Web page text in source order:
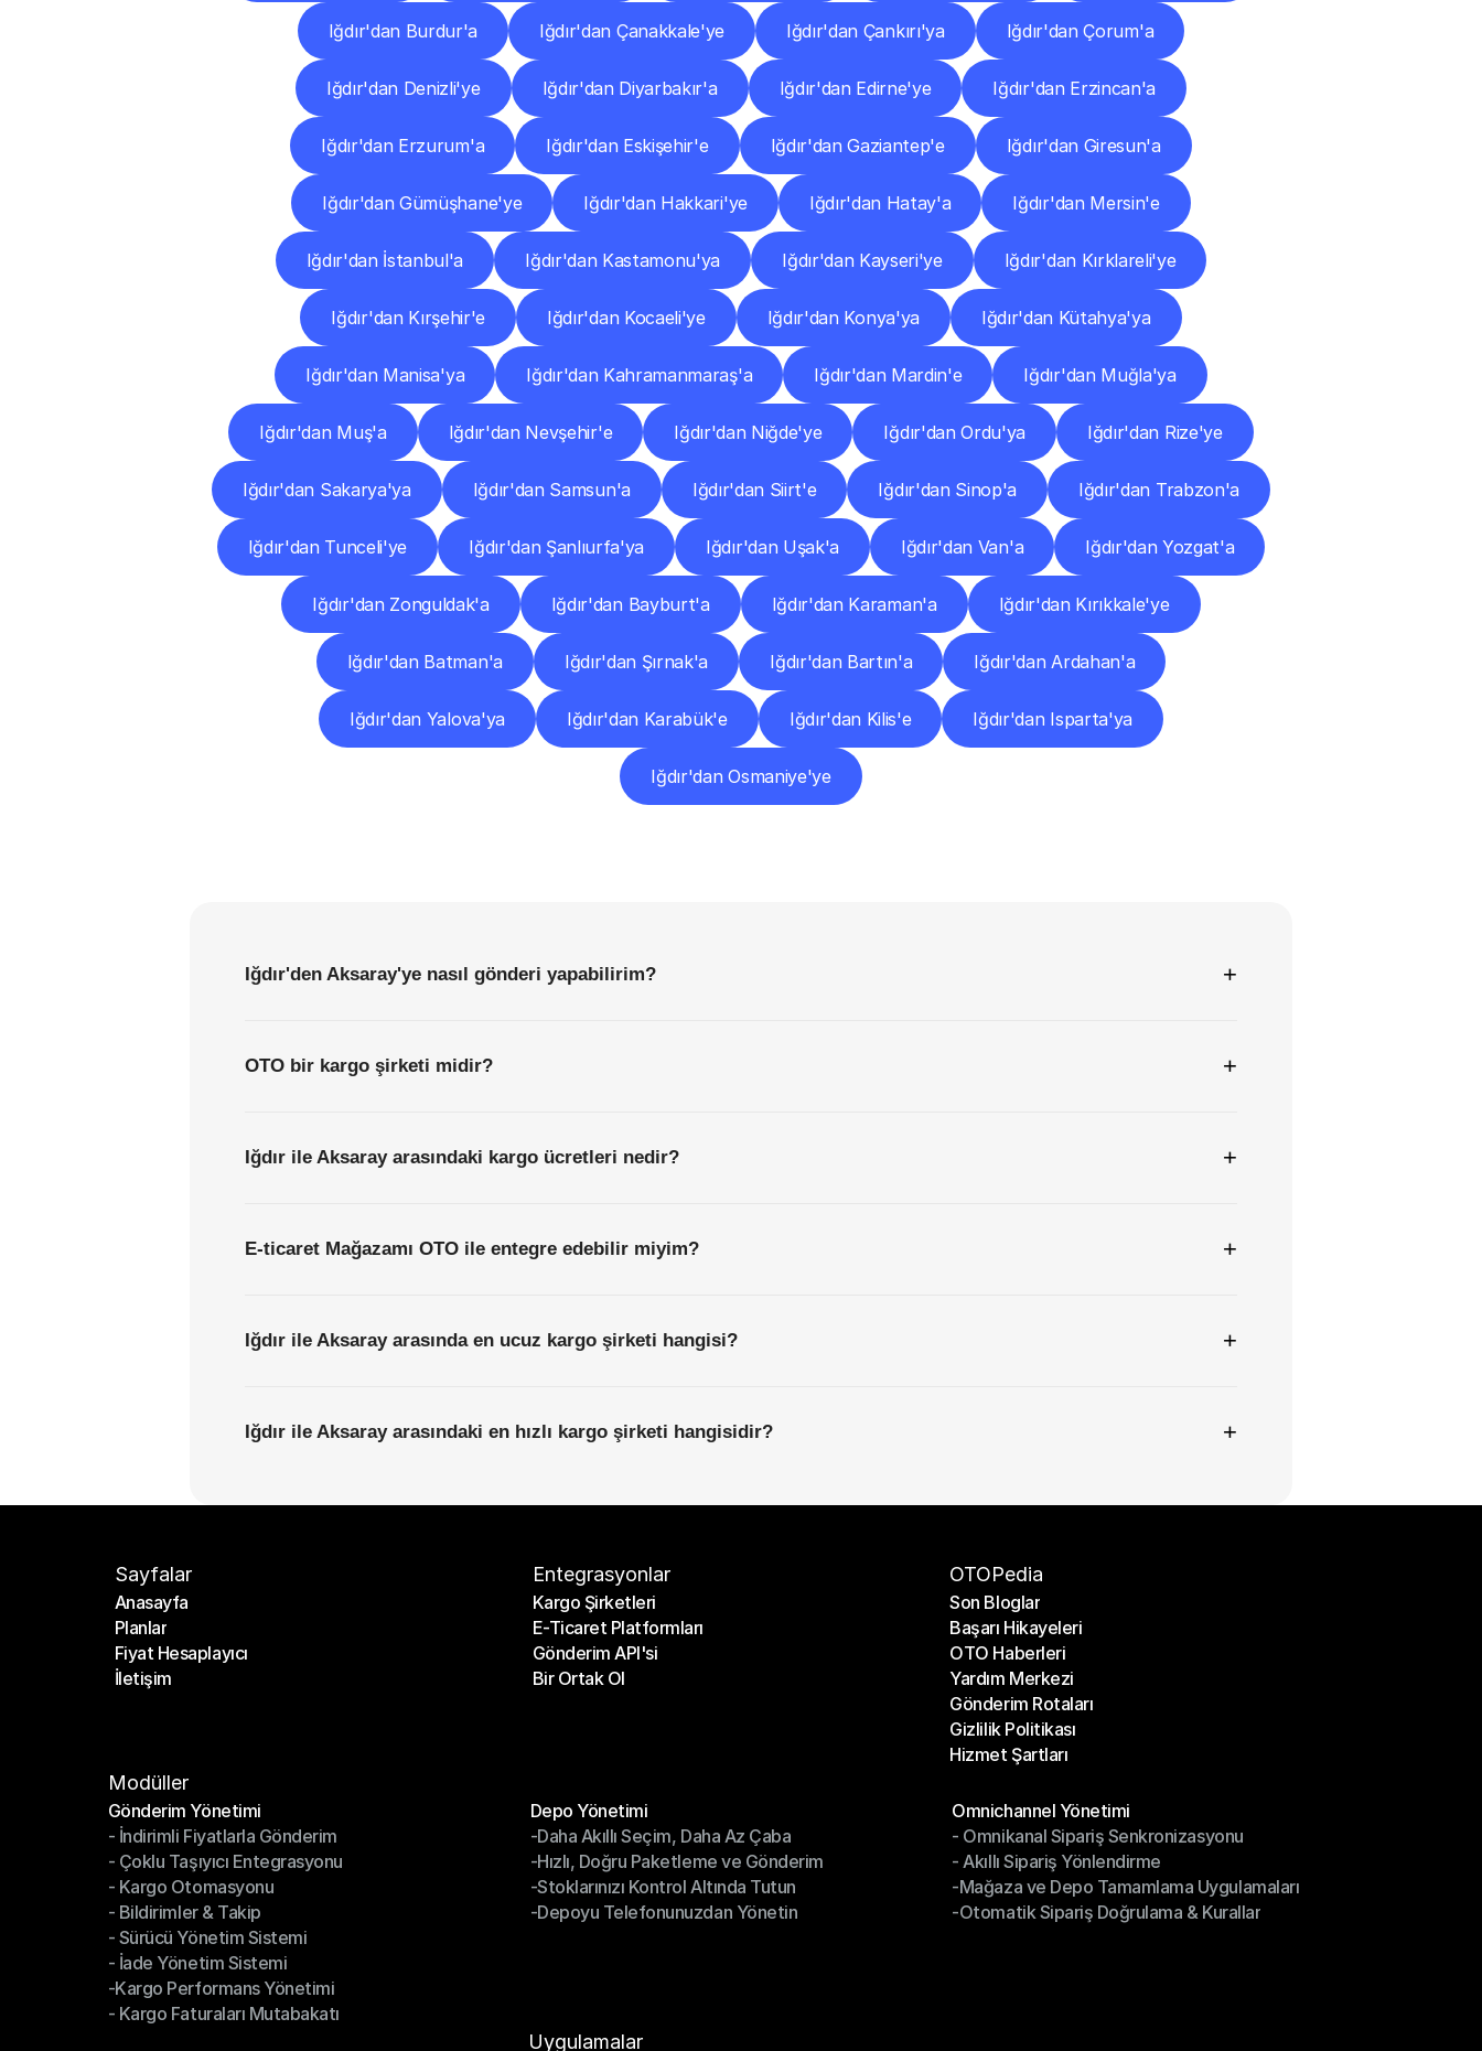
Iğdır'dan Burdur'a Iğdır'dan Çanakkale'ye Iğdır'dan Çankırı'ya Iğdır'dan Çorum'a
Iğdır'dan Denizli'ye Iğdır'dan Diyarbakır'a Iğdır'dan Edirne'ye Iğdır'dan Erzincan'a
Iğdır'dan Erzurum'a Iğdır'dan Eskişehir'e Iğdır'dan Gaziantep'e Iğdır'dan Giresun'a
Iğdır'dan Gümüşhane'ye Iğdır'dan Hakkari'ye Iğdır'dan Hatay'a Iğdır'dan Mersin'e
Iğdır'dan İstanbul'a Iğdır'dan Kastamonu'ya Iğdır'dan Kayseri'ye Iğdır'dan Kırklareli'ye
Iğdır'dan Kırşehir'e Iğdır'dan Kocaeli'ye Iğdır'dan Konya'ya Iğdır'dan Kütahya'ya
Iğdır'dan Manisa'ya Iğdır'dan Kahramanmaraş'a Iğdır'dan Mardin'e Iğdır'dan Muğla'ya
Iğdır'dan Muş'a Iğdır'dan Nevşehir'e Iğdır'dan Niğde'ye Iğdır'dan Ordu'ya Iğdır'dan Rize'ye
Iğdır'dan Sakarya'ya Iğdır'dan Samsun'a Iğdır'dan Siirt'e Iğdır'dan Sinop'a Iğdır'dan Trabzon'a
Iğdır'dan Tunceli'ye Iğdır'dan Şanlıurfa'ya Iğdır'dan Uşak'a Iğdır'dan Van'a Iğdır'dan Yozgat'a
Iğdır'dan Zonguldak'a Iğdır'dan Bayburt'a Iğdır'dan Karaman'a Iğdır'dan Kırıkkale'ye
Iğdır'dan Batman'a Iğdır'dan Şırnak'a Iğdır'dan Bartın'a Iğdır'dan Ardahan'a
Iğdır'dan Yalova'ya Iğdır'dan Karabük'e Iğdır'dan Kilis'e Iğdır'dan Isparta'ya
Iğdır'dan Osmaniye'ye
Iğdır'den Aksaray'ye nasıl gönderi yapabilirim? +
OTO bir kargo şirketi midir? +
Iğdır ile Aksaray arasındaki kargo ücretleri nedir? +
E-ticaret Mağazamı OTO ile entegre edebilir miyim? +
Iğdır ile Aksaray arasında en ucuz kargo şirketi hangisi? +
Iğdır ile Aksaray arasındaki en hızlı kargo şirketi hangisidir? +
Sayfalar
Anasayfa
Anasayfa
Planlar
Planlar
Fiyat Hesaplayıcı
Fiyat Hesaplayıcı
İletişim
Entegrasyonlar
Kargo Şirketleri
Kargo Şirketleri
E-Ticaret Platformları
E-Ticaret Platformları
Gönderim API'si
Gönderim API'si
Bir Ortak Ol
OTOPedia
Son Bloglar
Son Bloglar
Başarı Hikayeleri
Başarı Hikayeleri
OTO Haberleri
OTO Haberleri
Yardım Merkezi
Yardım Merkezi
Gönderim Rotaları
Gönderim Rotaları
Gizlilik Politikası
Gizlilik Politikası
Hizmet Şartları
Modüller
Gönderim Yönetimi
Gönderim Yönetimi
- İndirimli Fiyatlarla Gönderim
- İndirimli Fiyatlarla Gönderim
- Çoklu Taşıyıcı Entegrasyonu
- Çoklu Taşıyıcı Entegrasyonu
- Kargo Otomasyonu
- Kargo Otomasyonu
- Bildirimler & Takip
- Bildirimler & Takip
- Sürücü Yönetim Sistemi
- Sürücü Yönetim Sistemi
- İade Yönetim Sistemi
- İade Yönetim Sistemi
-Kargo Performans Yönetimi
-Kargo Performans Yönetimi
- Kargo Faturaları Mutabakatı
Depo Yönetimi
Depo Yönetimi
-Daha Akıllı Seçim, Daha Az Çaba
-Daha Akıllı Seçim, Daha Az Çaba
-Hızlı, Doğru Paketleme ve Gönderim
-Hızlı, Doğru Paketleme ve Gönderim
-Stoklarınızı Kontrol Altında Tutun
-Stoklarınızı Kontrol Altında Tutun
-Depoyu Telefonunuzdan Yönetin
Omnichannel Yönetimi
Omnichannel Yönetimi
- Omnikanal Sipariş Senkronizasyonu
- Omnikanal Sipariş Senkronizasyonu
- Akıllı Sipariş Yönlendirme
- Akıllı Sipariş Yönlendirme
-Mağaza ve Depo Tamamlama Uygulamaları
-Mağaza ve Depo Tamamlama Uygulamaları
-Otomatik Sipariş Doğrulama & Kurallar
Uygulamalar